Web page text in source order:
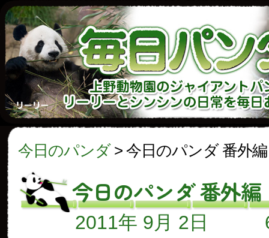
今日のパンダ> 今日のパンダ 番外編
今日のパンダ 番外編
2011年 9月 2日